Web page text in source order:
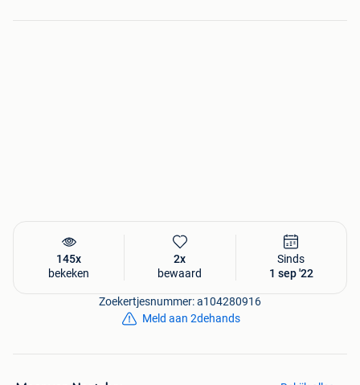
Nog veel meer...
In de collectie van Nostalux vindt u een groots assortiment
buitenverlichting in alle stijlen en materialen. Daarnaast
kunt u bij Nostalux terecht voor binnenverlichting,
145x
bekeken
2x
bewaard
Sinds
1 sep '22
Zoekertjesnummer: a104280916
Meld aan 2dehands